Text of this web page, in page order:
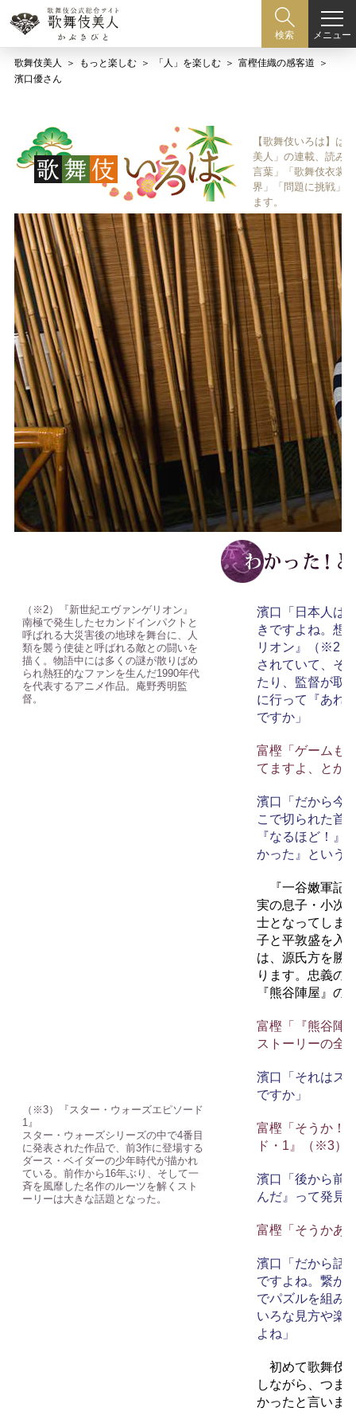
検索 メニュー
歌舞伎美人 もっと楽しむ 「人」を楽しむ
富樫佳織の感客道
濱口優さん
【歌舞伎いろは】は
美人」の連載、読み
言葉」「歌舞伎衣裳
界」「問題に挑戦」
ます。
（※2）『新世紀エヴァンゲリオン』
南極で発生したセカンドインパクトと
呼ばれる大災害後の地球を舞台に、人
類を襲う使徒と呼ばれる敵との闘いを
描く。物語中には多くの謎が散りばめ
られ熱狂的なファンを生んだ1990年代
を代表するアニメ作品。庵野秀明監
督。
（※3）『スター・ウォーズエピソード
1』
スター・ウォーズシリーズの中で4番目
に発表された作品で、前3作に登場する
ダース・ベイダーの少年時代が描かれ
ている。前作から16年ぶり、そして一
斉を風靡した名作のルーツを解くスト
ーリーは大きな話題となった。
濱口「日本人は
きですよね。想
リオン』（※2）
されていて、そ
たり、監督が取
に行って『あれ
ですか」
富樫「ゲームも
てますよ、とか
濱口「だから今
こで切られた首
『なるほど！』
かった』という
『一谷嫩軍記
実の息子・小次
士となってしま
子と平敦盛を入
は、源氏方を勝
ります。忠義の
『熊谷陣屋』の
富樫「『熊谷陣
ストーリーの全
濱口「それはス
ですか」
富樫「そうか！
ド・1』（※3）
濱口「後から前
んだ』って発見
富樫「そうかあ
濱口「だから話
ですよね。繋が
でパズルを組み
いろな見方や楽
よね」
初めて歌舞伎
しながら、つま
かったと言いま